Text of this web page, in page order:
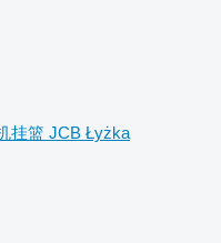
挂篮 JCB Łyżka